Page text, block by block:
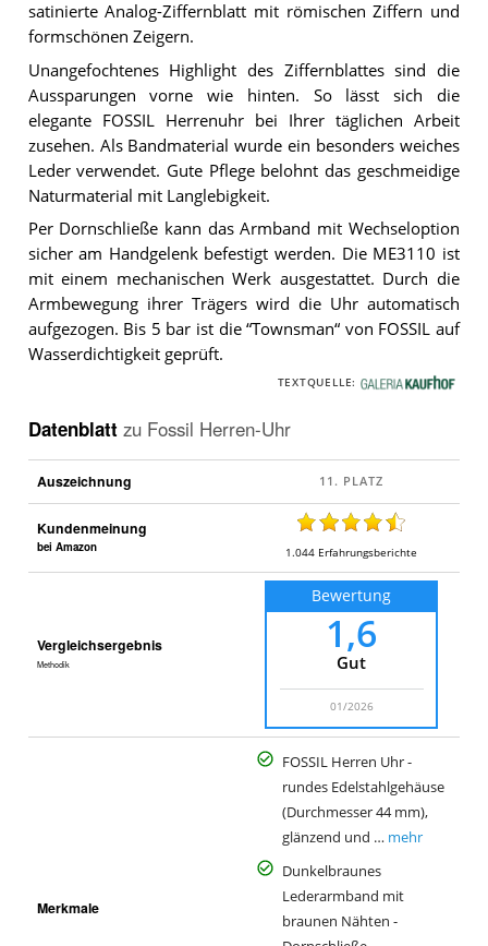
satinierte Analog-Ziffernblatt mit römischen Ziffern und
formschönen Zeigern.
Unangefochtenes Highlight des Ziffernblattes sind die
Aussparungen vorne wie hinten. So lässt sich die
elegante FOSSIL Herrenuhr bei Ihrer täglichen Arbeit
zusehen. Als Bandmaterial wurde ein besonders weiches
Leder verwendet. Gute Pflege belohnt das geschmeidige
Naturmaterial mit Langlebigkeit.
Per Dornschließe kann das Armband mit Wechseloption
sicher am Handgelenk befestigt werden. Die ME3110 ist
mit einem mechanischen Werk ausgestattet. Durch die
Armbewegung ihrer Trägers wird die Uhr automatisch
aufgezogen. Bis 5 bar ist die “Townsman“ von FOSSIL auf
Wasserdichtigkeit geprüft.
TEXTQUELLE:
G
i
K
a
u
f
h
o
Datenblatt zu Fossil Herren-Uhr
Auszeichnung
Kundenmeinung
bei Amazon 1.044 Erfahrungsberichte
Vergleichsergebnis
Methodik
Bewertung
1,6
Gut
01/2026
Merkmale
FOSSIL Herren Uhr -
rundes Edelstahlgehäuse
(Durchmesser 44 mm),
glänzend und … mehr
Dunkelbraunes
Lederarmband mit
braunen Nähten -